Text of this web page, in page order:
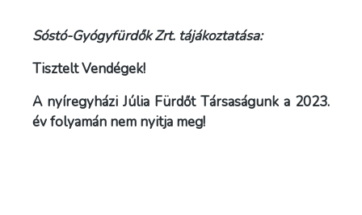
Sóstó-Gyógyfürdők Zrt. tájákoztatása:
Tisztelt Vendégek!
A nyíregyházi Júlia Fürdőt Társaságunk a 2023.
év folyamán nem nyitja meg!